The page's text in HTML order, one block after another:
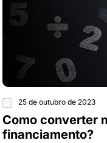
25 de outubro de 2023
Como converter
financiamento?